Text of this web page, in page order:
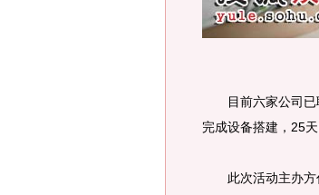
目前六家公司已
完成设备搭建，25
此次活动主办方